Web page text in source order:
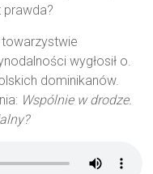
prawda?
wygłosił o.
dominikanów.
Wspólnie w drodze.